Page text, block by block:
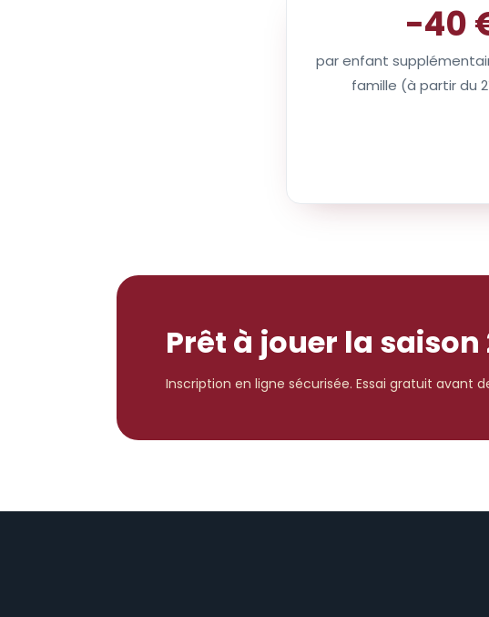
−40
par enfant
famille (à partir du 2
Prêt à jouer la saison
Inscription en ligne sécurisée. Essai gratuit avant